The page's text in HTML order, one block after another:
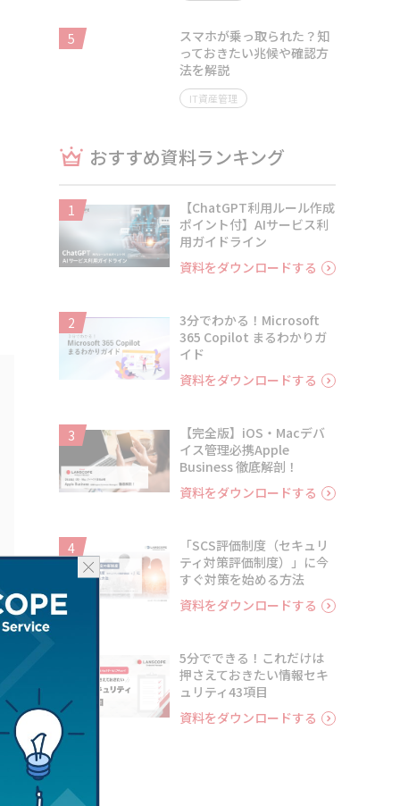
5
スマホが乗っ取られた？知
っておきたい兆候や確認方
法を解説
IT資産管理
おすすめ資料ランキング
1
【ChatGPT利用ルール作成
ポイント付】AIサービス利
用ガイドライン
資料をダウンロードする
2
3分でわかる！Microsoft
365 Copilot まるわかりガ
イド
資料をダウンロードする
3
【完全版】iOS・Macデバ
イス管理必携Apple
Business 徹底解剖！
資料をダウンロードする
4
「SCS評価制度（セキュリ
ティ対策評価制度）」に今
すぐ対策を始める方法
資料をダウンロードする
5分でできる！これだけは
押さえておきたい情報セキ
ュリティ43項目
資料をダウンロードする